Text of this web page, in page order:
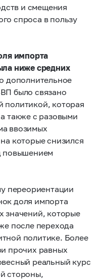
и смещения
спроса в пользу
импорта
ниже средних
дополнительное
было связано
политикой, которая
также с разовыми
ввозимых
которые снизился
повышением
переориентации
доля импорта
значений, которые
после перехода
политике. Более
прочих равных
реальный курс
стороны,